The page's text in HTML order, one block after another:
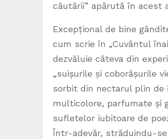
căutării” apărută în acest
Excepțional de bine
cum scrie în „Cuvântul
dezvăluie câteva din
„suișurile și coborâșurile
sorbit din nectarul plin de
multicolore, parfumate și
sufletelor iubitoare de
Într-adevăr, străduindu-